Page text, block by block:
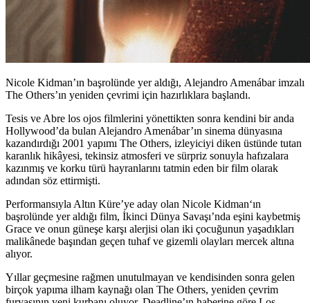
Nicole Kidman’ın başrolünde yer aldığı, Alejandro Amenábar imzalı
The Others’ın yeniden çevrimi için hazırlıklara başlandı.
Tesis ve Abre los ojos filmlerini yönettikten sonra kendini bir anda
Hollywood’da bulan Alejandro Amenábar’ın sinema dünyasına
kazandırdığı 2001 yapımı The Others, izleyiciyi diken üstünde tutan
karanlık hikâyesi, tekinsiz atmosferi ve sürpriz sonuyla hafızalara
kazınmış ve korku türü hayranlarını tatmin eden bir film olarak
adından söz ettirmişti.
Performansıyla Altın Küre’ye aday olan Nicole Kidman‘ın
başrolünde yer aldığı film, İkinci Dünya Savaşı’nda eşini kaybetmiş
Grace ve onun güneşe karşı alerjisi olan iki çocuğunun yaşadıkları
malikânede başından geçen tuhaf ve gizemli olayları mercek altına
alıyor.
Yıllar geçmesine rağmen unutulmayan ve kendisinden sonra gelen
birçok yapıma ilham kaynağı olan The Others, yeniden çevrim